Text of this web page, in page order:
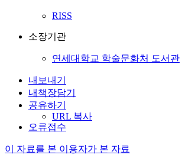
RISS
소장기관
연세대학교 학술문화처 도서관
내보내기
내책장담기
공유하기
URL 복사
오류접수
이 자료를 본 이용자가 본 자료